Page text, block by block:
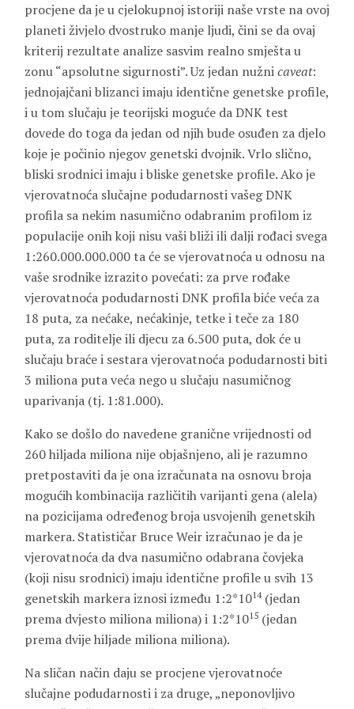
procjene da je u cjelokupnoj istoriji naše vrste na ovoj
planeti živjelo dvostruko manje ljudi, čini se da ovaj
kriterij rezultate analize sasvim realno smješta u
zonu “apsolutne sigurnosti”. Uz jedan nužnicaveat:
jednojajčani blizanci imaju identične genetske profile,
i u tom slučaju je teorijski moguće da DNK test
dovede do toga da jedan od njih bude osuđen za djelo
koje je počinio njegov genetski dvojnik. Vrlo slično,
bliski srodnici imaju i bliske genetske profile. Ako je
vjerovatnoća slučajne podudarnosti vašeg DNK
profila sa nekim nasumično odabranim profilom iz
populacije onih koji nisu vaši bliži ili dalji rođaci svega
1:260.000.000.000 ta će se vjerovatnoća u odnosu na
vaše srodnike izrazito povećati: za prve rođake
vjerovatnoća podudarnosti DNK profila biće veća za
18 puta, za nećake, nećakinje, tetke i teče za 180
puta, za roditelje ili djecu za 6.500 puta, dok će u
slučaju braće i sestara vjerovatnoća podudarnosti biti
3 miliona puta veća nego u slučaju nasumičnog
uparivanja (tj. 1:81.000).
Kako se došlo do navedene granične vrijednosti od
260 hiljada miliona nije objašnjeno, ali je razumno
pretpostaviti da je ona izračunata na osnovu broja
mogućih kombinacija različitih varijanti gena (alela)
na pozicijama određenog broja usvojenih genetskih
markera. Statističar Bruce Weir izračunao je da je
vjerovatnoća da dva nasumično odabrana čovjeka
(koji nisu srodnici) imaju identične profile u svih 13
genetskih markera iznosi između 1:2*1014(jedan
prema dvjesto miliona miliona) i 1:2*1015 (jedan
prema dvije hiljade miliona miliona).
Na sličan način daju se procjene vjerovatnoće
slučajne podudarnosti i za druge, „neponovljivo